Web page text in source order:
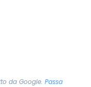
da Google. Passa